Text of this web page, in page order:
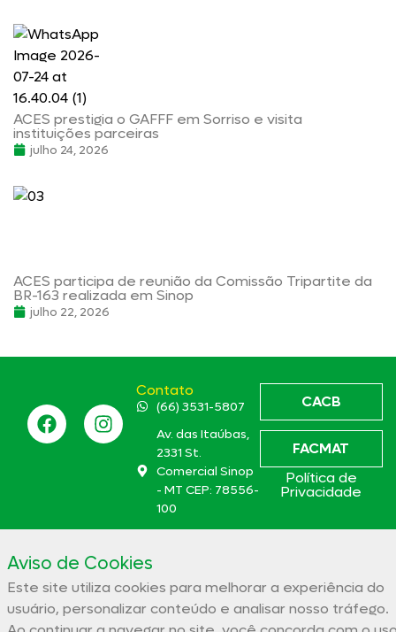
ACES prestigia o GAFFF em Sorriso e visita
instituições parceiras
julho 24, 2026
ACES participa de reunião da Comissão Tripartite da
BR-163 realizada em Sinop
julho 22, 2026
Contato
(66) 3531-5807
Av. das Itaúbas,
2331 St.
Comercial Sinop
- MT CEP: 78556-
100
CACB
FACMAT
Política de
Privacidade
Associação Comercial e Empresarial de Sinop – ACES
32.944.910/0001-19
Aviso de Cookies
Este site utiliza cookies para melhorar a experiência do
usuário, personalizar conteúdo e analisar nosso tráfego.